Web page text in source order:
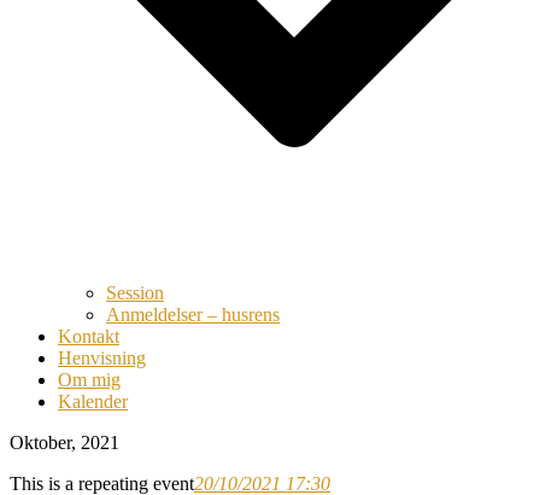
Session
Anmeldelser – husrens
Kontakt
Henvisning
Om mig
Kalender
Oktober, 2021
This is a repeating event20/10/2021 17:30